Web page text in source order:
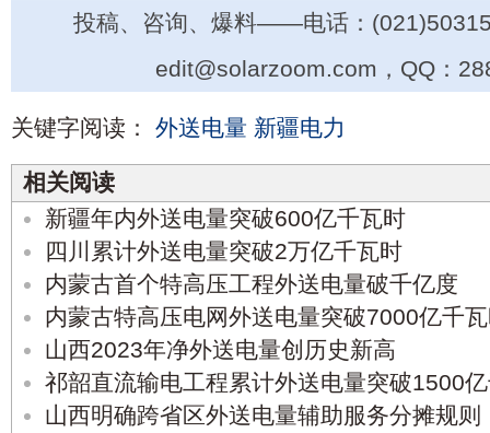
投稿、咨询、爆料——电话：
edit@solarzoom.com，QQ：
关键字阅读： 外送电量 新疆电力
相关阅读
新疆年内外送电量突破600亿千瓦时
四川累计外送电量突破2万亿千瓦时
内蒙古首个特高压工程外送电量破千亿度
内蒙古特高压电网外送电量突破7000亿千
山西2023年净外送电量创历史新高
祁韶直流输电工程累计外送电量突破1500
山西明确跨省区外送电量辅助服务分摊规则